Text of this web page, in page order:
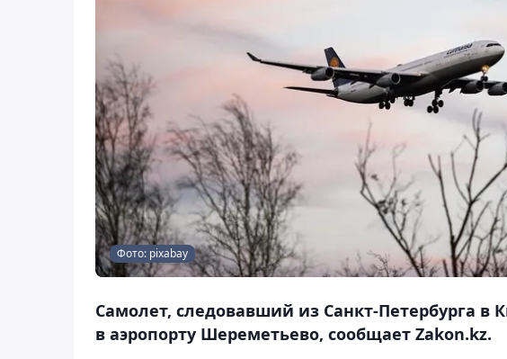
Фото: pixabay
Самолет, следовавший из Санкт-Петербурга в
в аэропорту Шереметьево, сообщает Zakon.kz.